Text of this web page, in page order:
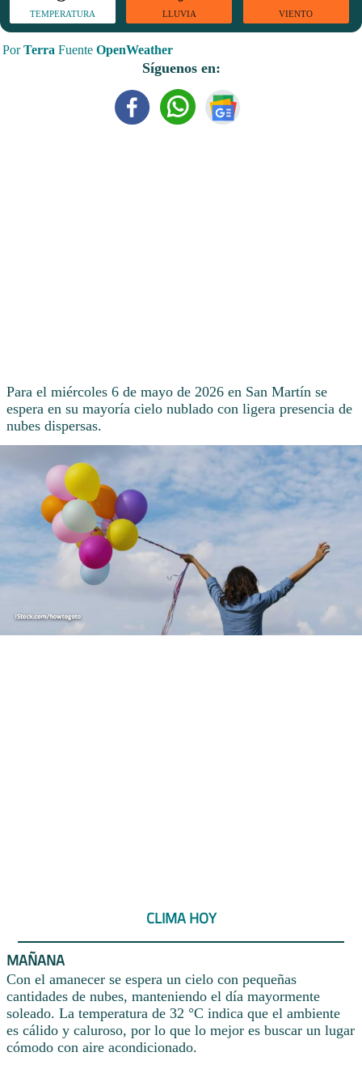
TEMPERATURA LLUVIA VIENTO
PorTerra Fuente OpenWeather
Síguenos en:
Para el miércoles 6 de mayo de 2026 en San Martín se
espera en su mayoría cielo nublado con ligera presencia de
nubes dispersas.
CLIMA HOY
MAÑANA
Con el amanecer se espera un cielo con pequeñas
cantidades de nubes, manteniendo el día mayormente
soleado. La temperatura de 32 °C indica que el ambiente
es cálido y caluroso, por lo que lo mejor es buscar un lugar
cómodo con aire acondicionado.